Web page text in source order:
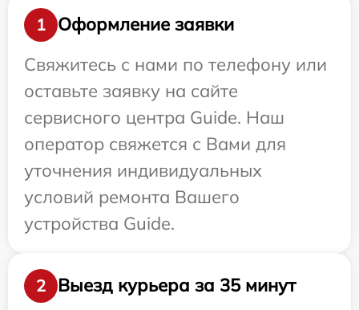
1
Оформление заявки
Свяжитесь с нами по телефону или
оставьте заявку на сайте
сервисного центра Guide. Наш
оператор свяжется с Вами для
уточнения индивидуальных
условий ремонта Вашего
устройства Guide.
2 Выезд курьера за 35 минут